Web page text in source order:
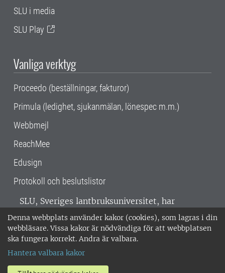
Denna webbplats använder kakor (cookies), som lagras i din
webbläsare. Vissa kakor är nödvändiga för att webbplatsen
ska fungera korrekt. Andra är valbara.
Hantera valbara kakor
SLU i media
SLU Play
Vanliga verktyg
Proceedo (beställningar, fakturor)
Primula (ledighet, sjukanmälan, lönespec m.m.)
Webbmejl
ReachMee
Edusign
Protokoll och beslutslistor
SLU, Sveriges lantbruksuniversitet, har
verksamhet över hela Sverige. Huvudorter är
Alnarp, Uppsala och Umeå.SLU är
miljöcertifierat enligt ISO 14001. •
018-67 10 00 • Org nr: 202100-2817 •